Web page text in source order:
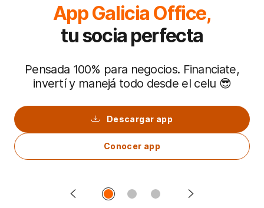
Office,
Financiate,
desde el celu 😎
app
app
Sabemos todo lo
Conocer